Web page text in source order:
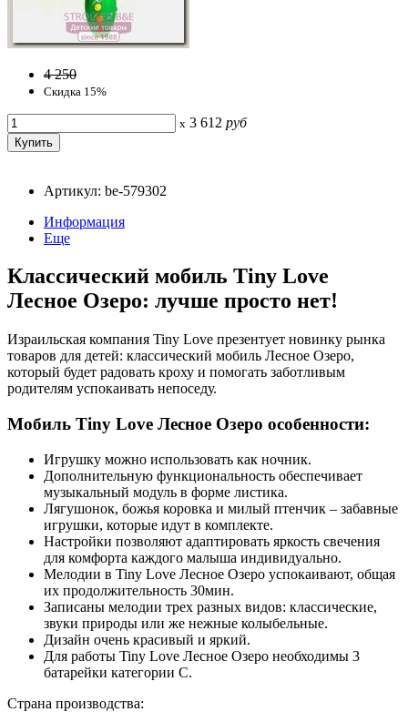
4 250
Скидка 15%
x 3 612 руб
Артикул: be-579302
Информация
Еще
Классический мобиль Tiny Love
Лесное Озеро: лучше просто нет!
Израильская компания Tiny Love презентует новинку рынка
товаров для детей: классический мобиль Лесное Озеро,
который будет радовать кроху и помогать заботливым
родителям успокаивать непоседу.
Мобиль Tiny Love Лесное Озеро особенности:
Игрушку можно использовать как ночник.
Дополнительную функциональность обеспечивает
музыкальный модуль в форме листика.
Лягушонок, божья коровка и милый птенчик – забавные
игрушки, которые идут в комплекте.
Настройки позволяют адаптировать яркость свечения
для комфорта каждого малыша индивидуально.
Мелодии в Tiny Love Лесное Озеро успокаивают, общая
их продолжительность 30мин.
Записаны мелодии трех разных видов: классические,
звуки природы или же нежные колыбельные.
Дизайн очень красивый и яркий.
Для работы Tiny Love Лесное Озеро необходимы 3
батарейки категории С.
Страна производства: